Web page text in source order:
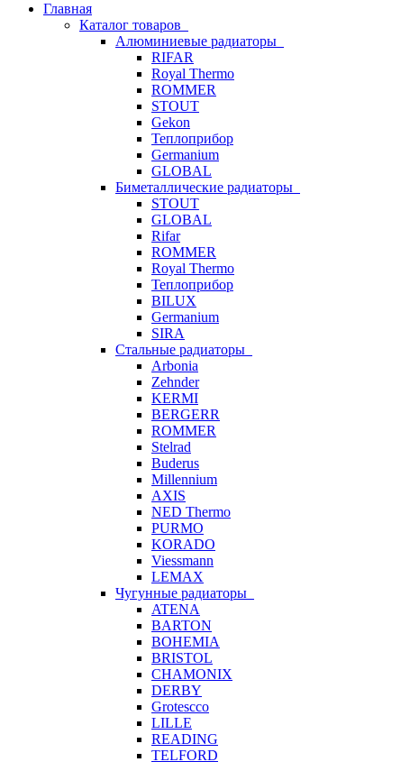
Главная
Каталог товаров
Алюминиевые радиаторы
RIFAR
Royal Thermo
ROMMER
STOUT
Gekon
Теплоприбор
Germanium
GLOBAL
Биметаллические радиаторы
STOUT
GLOBAL
Rifar
ROMMER
Royal Thermo
Теплоприбор
BILUX
Germanium
SIRA
Стальные радиаторы
Arbonia
Zehnder
KERMI
BERGERR
ROMMER
Stelrad
Buderus
Millennium
AXIS
NED Thermo
PURMO
KORADO
Viessmann
LEMAX
Чугунные радиаторы
ATENA
BARTON
BOHEMIA
BRISTOL
CHAMONIX
DERBY
Grotescco
LILLE
READING
TELFORD